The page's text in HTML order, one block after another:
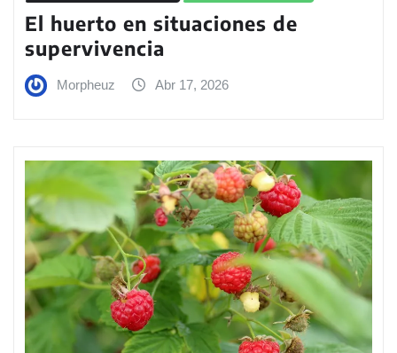
El huerto en situaciones de
supervivencia
Morpheuz Abr 17, 2026